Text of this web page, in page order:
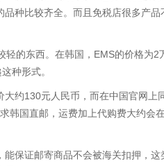
种比较齐全。而且免税店很多产品
的东西。在韩国，EMS的价格为2
种形式。
约130元人民币，而在中国官网上
韩国直邮，运费加上代购费大约会
保证邮寄商品不会被海关扣押，这